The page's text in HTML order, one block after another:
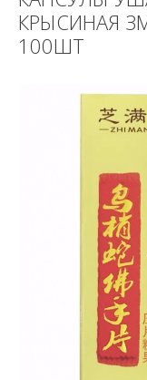
КРЫСИНАЯ
100ШТ